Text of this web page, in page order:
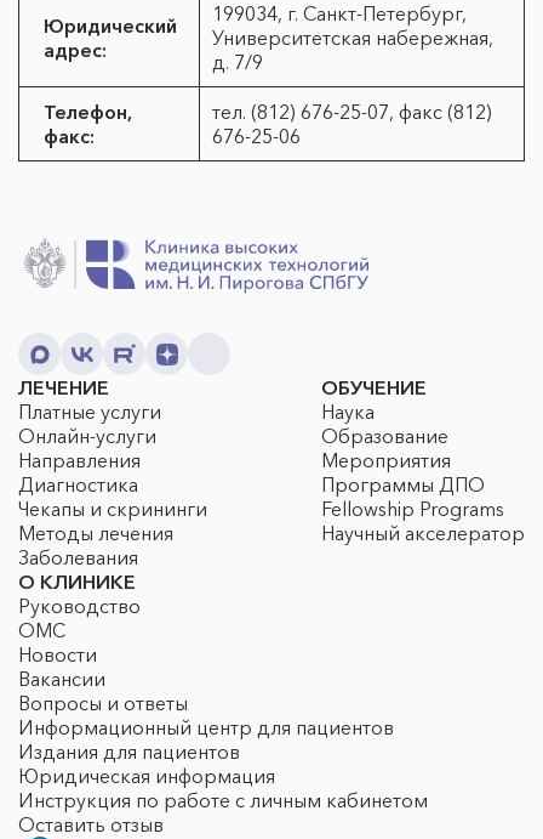
Юридический
адрес:
199034, г. Санкт-Петербург,
Университетская набережная,
д. 7/9
Телефон,
факс:
тел. (812) 676-25-07, факс (812)
676-25-06
ЛЕЧЕНИЕ
Платные услуги
Онлайн-услуги
Направления
Диагностика
Чекапы и скрининги
Методы лечения
Заболевания
ОБУЧЕНИЕ
Наука
Образование
Мероприятия
Программы ДПО
Fellowship Programs
Научный акселератор
О КЛИНИКЕ
Руководство
ОМС
Новости
Вакансии
Вопросы и ответы
Информационный центр для пациентов
Издания для пациентов
Юридическая информация
Инструкция по работе с личным кабинетом
Оставить отзыв